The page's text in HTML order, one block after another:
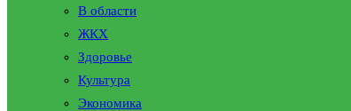
В области
ЖКХ
Здоровье
Культура
Экономика